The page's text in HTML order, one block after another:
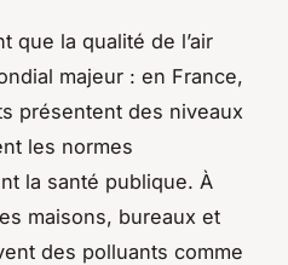
que la qualité de l’air
majeur : en France,
présentent des niveaux
les normes
la santé publique. À
maisons, bureaux et
des polluants comme